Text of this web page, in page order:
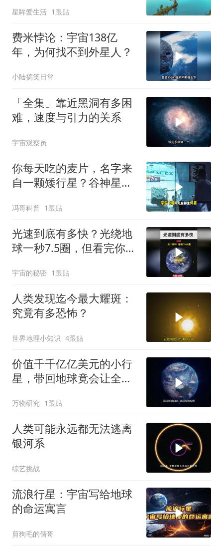
星眸爱生活 1跟贴
费米悖论：宇宙138亿
年，为何找不到外星人？
小陆搞笑日常
「全集」靠近黑洞有多困
难，速度与引力的关系
宇宙观察员
你每天吃的麦片，名字来
自一颗矮行星？谷神星冷
冯哥科普 1跟贴
光速到底有多快？光绕地
球一秒7.5圈，但看完你只
宇宙的秘密 1跟贴
人类发现迄今最大耀斑：
究竟有多恐怖？
世界地理小知识 4跟贴
价值千千亿亿美元的小行
星，带回地球竟会让全球
万物研究 1跟贴
人类可能永远都无法逃离
银河系
综艺挑战
流浪行星：宇宙写给地球
的命运寓言
剪狗毛的倩哥